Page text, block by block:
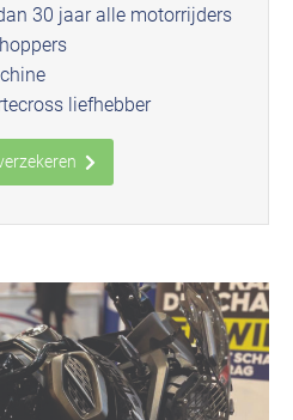
30 jaar alle motorrijders
liefhebber